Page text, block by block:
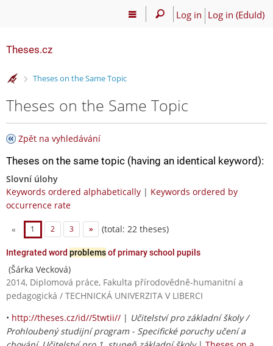
Log in Log in (EduId)
Theses.cz
>
Theses on the Same Topic
Theses on the Same Topic
Zpět na vyhledávání
Theses on the same topic (having an identical keyword):
Slovní úlohy
Keywords ordered alphabetically | Keywords ordered by
occurrence rate
« 1 2 3 » (total: 22 theses)
Integrated word problemsof primary school pupils
(Šárka Vecková)
2014, Diplomová práce, Fakulta přírodovědně-humanitní a
pedagogická / TECHNICKÁ UNIVERZITA V LIBERCI
• http://theses.cz/id//5twtii// | Učitelství pro základní školy /
Prohloubený studijní program - Specifické poruchy učení a